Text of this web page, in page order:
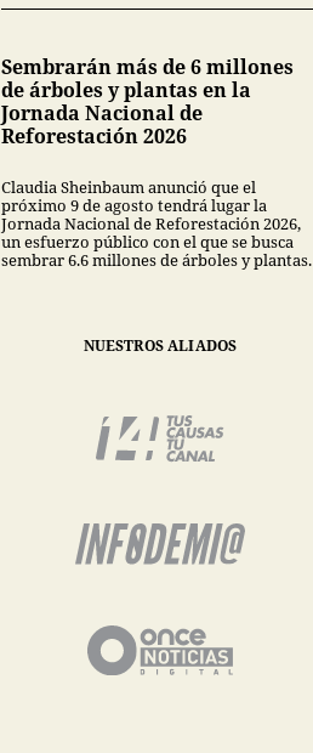
Sembrarán más de 6 millones
de árboles y plantas en la
Jornada Nacional de
Reforestación 2026
Claudia Sheinbaum anunció que el
próximo 9 de agosto tendrá lugar la
Jornada Nacional de Reforestación 2026,
un esfuerzo público con el que se busca
sembrar 6.6 millones de árboles y plantas.
NUESTROS ALIADOS